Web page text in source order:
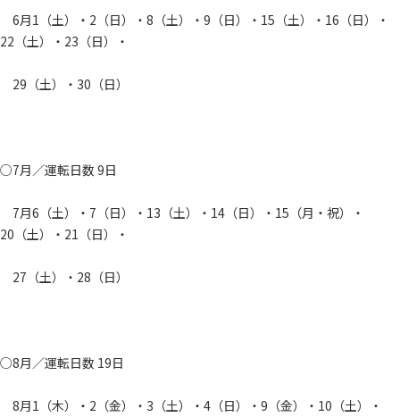
6月1（土）・2（日）・8（土）・9（日）・15（土）・16（日）・
22（土）・23（日）・
29（土）・30（日）
○7月／運転日数 9日
7月6（土）・7（日）・13（土）・14（日）・15（月・祝）・
20（土）・21（日）・
27（土）・28（日）
○8月／運転日数 19日
8月1（木）・2（金）・3（土）・4（日）・9（金）・10（土）・